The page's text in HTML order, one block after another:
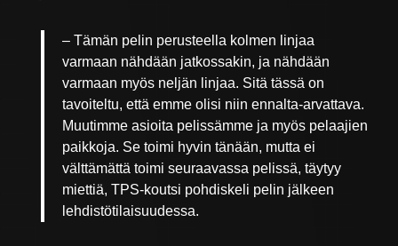
– Tämän pelin perusteella kolmen linjaa
varmaan nähdään jatkossakin, ja nähdään
varmaan myös neljän linjaa. Sitä tässä on
tavoiteltu, että emme olisi niin ennalta-arvattava.
Muutimme asioita pelissämme ja myös pelaajien
paikkoja. Se toimi hyvin tänään, mutta ei
välttämättä toimi seuraavassa pelissä, täytyy
miettiä, TPS-koutsi pohdiskeli pelin jälkeen
lehdistötilaisuudessa.